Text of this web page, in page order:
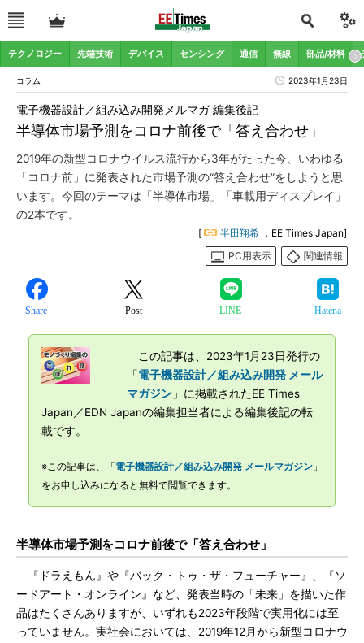
テクノロジー 先端技術 デバイス センシング 通信 無線 部品/材料
コラム 2023年1月23日
半導体市場予測をコロナ前後で「答え合わせ」
電子機器設計／組み込み開発メルマガ 編集後記
2019年の新型コロナウイルス流行から3年がたった今、いわゆる
「コロナ前」に発表された市場予測の“答え合わせ”をしようと思
います。今回のテーマは「半導体市場」「車載用ディスプレイ」
の2本です。
[ 半田翔希 ，EE Times Japan]
PC用表示
関連情報
Share Post LINE Hatena
この記事は、2023年1月23日発行の
「電子機器設計／組み込み開発 メール
マガジン 」に掲載されたEE Times
Japan／EDN Japanの編集担当者による編集後記の転
載です。
※この記事は、「 電子機器設計／組み込み開発 メールマガジン 」
をお申し込みになると無料で閲覧できます。
半導体市場予測をコロナ前後で「答え合わせ」
『ドラえもん』や『バック・トゥ・ザ・フューチャー』、『ソ
ードアート・オンライン』など、発表当時の「未来」を描いた作
品はたくさんありますが、いずれも2023年段階で実用化には至
っていません。実社会においては、2019年12月から新型コロナウ